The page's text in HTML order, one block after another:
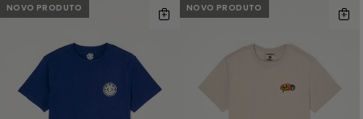
NOVO PRODUTO NOVO PRODUTO